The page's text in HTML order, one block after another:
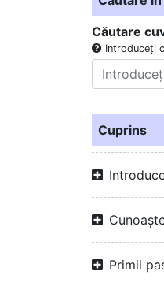
Căutare
Introduceți
Cuprins
Primii